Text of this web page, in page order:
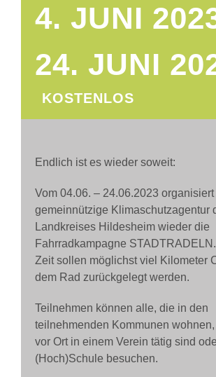
4. JUNI
24. JUNI
KOSTENLOS
Endlich ist es wieder soweit:
Vom 04.06. – 24.06.2023 organisiert
gemeinnützige Klimaschutzagentur
Landkreises Hildesheim wieder die
Fahrradkampagne
Zeit sollen möglichst viel Kilometer
dem Rad zurückgelegt werden.
Teilnehmen können alle, die in den
teilnehmenden Kommunen
vor Ort in einem Verein tätig sind
(Hoch)Schule besuchen.